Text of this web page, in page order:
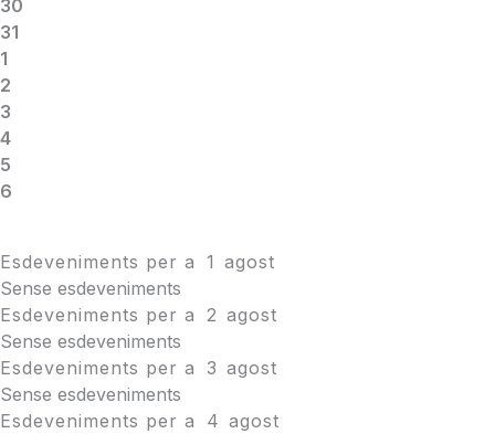
30
31
1
2
3
4
5
6
Esdeveniments per a 1 agost
Sense esdeveniments
Esdeveniments per a
2 agost
Sense esdeveniments
Esdeveniments per a 3 agost
Sense esdeveniments
Esdeveniments per a
4 agost